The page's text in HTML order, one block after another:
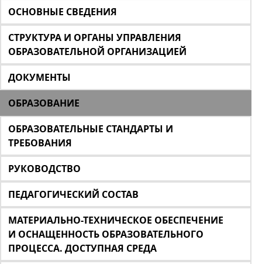
ОСНОВНЫЕ СВЕДЕНИЯ
СТРУКТУРА И ОРГАНЫ УПРАВЛЕНИЯ
ОБРАЗОВАТЕЛЬНОЙ ОРГАНИЗАЦИЕЙ
ДОКУМЕНТЫ
ОБРАЗОВАНИЕ
ОБРАЗОВАТЕЛЬНЫЕ СТАНДАРТЫ И
ТРЕБОВАНИЯ
РУКОВОДСТВО
ПЕДАГОГИЧЕСКИЙ СОСТАВ
МАТЕРИАЛЬНО-ТЕХНИЧЕСКОЕ ОБЕСПЕЧЕНИЕ
И ОСНАЩЕННОСТЬ ОБРАЗОВАТЕЛЬНОГО
ПРОЦЕССА. ДОСТУПНАЯ СРЕДА